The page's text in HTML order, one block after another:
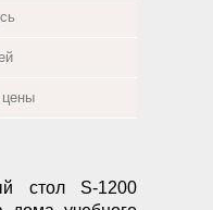
цены
стол S-1200